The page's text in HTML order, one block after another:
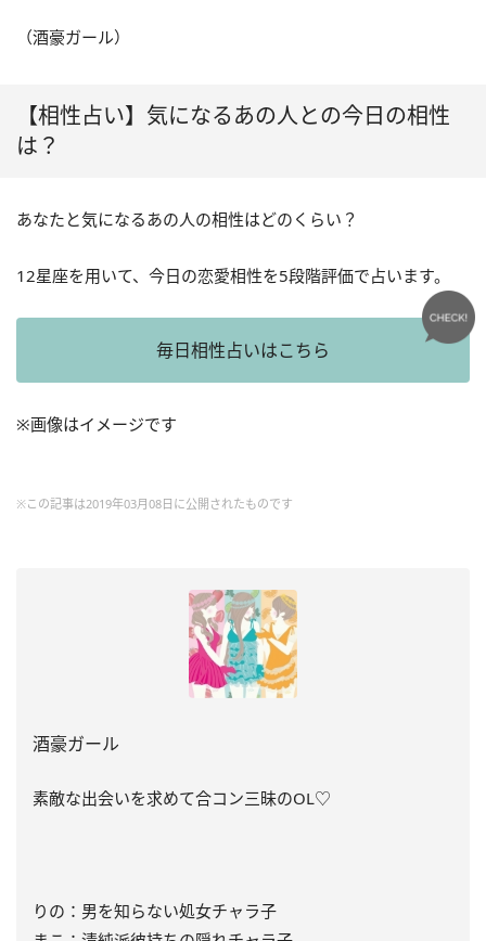
（酒豪ガール）
【相性占い】気になるあの人との今日の相性
は？
あなたと気になるあの人の相性はどのくらい？
12星座を用いて、今日の恋愛相性を5段階評価で占います。
毎日相性占いはこちら
※画像はイメージです
※この記事は2019年03月08日に公開されたものです
酒豪ガール
素敵な出会いを求めて合コン三昧のOL♡
りの：男を知らない処女チャラ子